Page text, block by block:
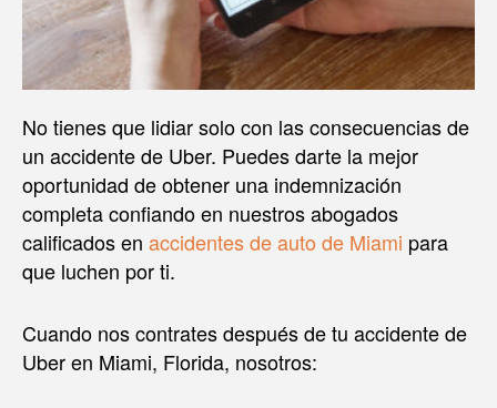
No tienes que lidiar solo con las consecuencias de
un accidente de Uber. Puedes darte la mejor
oportunidad de obtener una indemnización
completa confiando en nuestros abogados
calificados en accidentes de auto de Miami para
que luchen por ti.
Cuando nos contrates después de tu accidente de
Uber en Miami, Florida, nosotros: